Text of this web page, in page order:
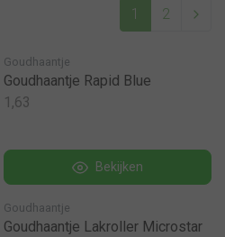
1 2
Goudhaantje
Goudhaantje Rapid Blue
1,63
Bekijken
Goudhaantje
Goudhaantje Lakroller Microstar